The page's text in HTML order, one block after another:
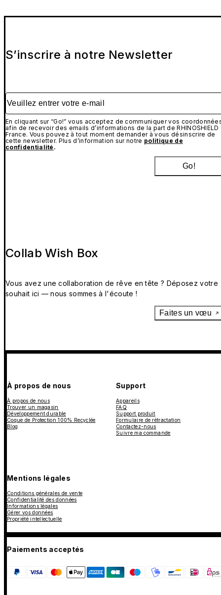
S’inscrire à notre Newsletter
Veuillez entrer votre e-mail
En cliquant sur “Go!” vous acceptez de communiquer vos
afin de recevoir des emails d’informations de la part de RHINOSHIELD
France. Vous pouvez à tout moment demander à vous désinscrire de
cette newsletter. Plus d’information sur notre politique de
confidentialité .
Go!
Collab Wish Box
Vous avez une collaboration de rêve en tête ? Déposez votre
souhait ici — nous sommes à l'écoute !
Faites un vœu
À propos de nous
À propos de nous
Trouver un magasin
Développement durable
Coque de Protection 100% Recyclée
Blog
Support
Appareils
FAQ
Support produit
Formulaire de rétractation
Contactez-nous
Suivre ma commande
Mentions légales
Conditions générales de vente
Confidentialité des données
Informations légales
Gérer vos données
Propriété intellectuelle
Paiements acceptés